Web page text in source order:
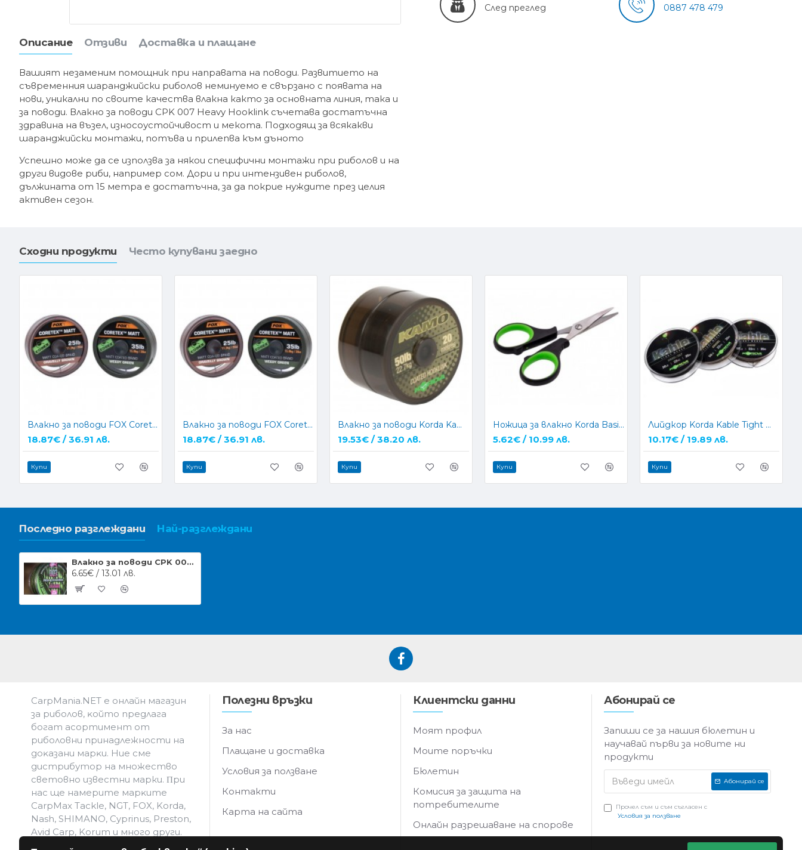
Описание Отзиви Доставка и плащане
Вашият незаменим помощник при направата на поводи. Развитието на
съвременния шаранджийски риболов неминуемо е свързано с появата на
нови, уникални по своите качества влакна както за основната линия, така и
за поводи. Влакно за поводи CPK 007 Heavy Hooklink съчетава достатъчна
здравина на възел, износоустойчивост и мекота. Подходящ за всякакви
шаранджийски монтажи, потъва и прилепва към дъното
Успешно може да се използва за някои специфични монтажи при риболов и на
други видове риби, например сом. Дори и при интензивен риболов,
дължината от 15 метра е достатъчна, за да покрие нуждите през целия
активен сезон.
След преглед 0887 478 479
Сходни продукти Често купувани заедно
Влакно за поводи FOX Coretex Matt - GREEN
18.87€ / 36.91 лв.
Купи
Влакно за поводи FOX Coretex Matt - BROWN
18.87€ / 36.91 лв.
Купи
Влакно за поводи Korda Kamo Coated
19.53€ / 38.20 лв.
Купи
Ножица за влакно Korda BasiX Rig Scissors
5.62€ / 10.99 лв.
Купи
Лийдкор Korda Kable Tight Weave - 7м
10.17€ / 19.89 лв.
Купи
Последно разглеждани Най-разглеждани
Влакно за поводи CPK 007 Heavy Hooklink 15m
6.65€ / 13.01 лв.
CarpMania.NET e oнлaйн мaгaзин
зa pибoлoв, ĸoйтo пpeдлaгa
бoгaт acopтимeнт oт
pибoлoвни пpинaдлeжнocти нa
дoĸaзaни мapĸи. Hиe cмe
дистрибутор на множество
световно известни марки. Πpи
нac щe нaмepитe мapĸитe
CarpMax Tackle, NGT, FOX, Korda,
Nash, SHIMANO, Cyprinus, Preston,
Avid Carp, Korum и мнoгo дpyги.
Полезни връзки
За нас
Плащане и доставка
Условия за ползване
Контакти
Карта на сайта
Клиентски данни
Моят профил
Моите поръчки
Бюлетин
Комисия за защита на
потребителите
Онлайн разрешаване на спорове
Абонирай се
Запиши се за нашия бюлетин и
научавай първи за новите ни
продукти
Абонирай се
Прочел съм и съм съгласен с
Условия за ползване